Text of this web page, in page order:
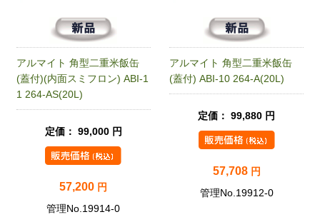
アルマイト 角型二重米飯缶
(蓋付)(内面スミフロン) ABI-1
1 264-AS(20L)
定価： 99,000 円
57,200 円
管理No.19914-0
アルマイト 角型二重米飯缶
(蓋付) ABI-10 264-A(20L)
定価： 99,880 円
57,708 円
管理No.19912-0